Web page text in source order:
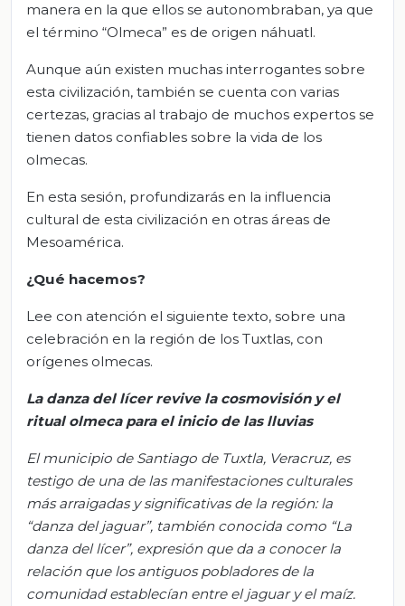
manera en la que ellos se autonombraban, ya que
el término “Olmeca” es de origen náhuatl.
Aunque aún existen muchas interrogantes sobre
esta civilización, también se cuenta con varias
certezas, gracias al trabajo de muchos expertos se
tienen datos confiables sobre la vida de los
olmecas.
En esta sesión, profundizarás en la influencia
cultural de esta civilización en otras áreas de
Mesoamérica.
¿Qué hacemos?
Lee con atención el siguiente texto, sobre una
celebración en la región de los Tuxtlas, con
orígenes olmecas.
La danza del lícer revive la cosmovisión y el
ritual olmeca para el inicio de las lluvias
El municipio de Santiago de Tuxtla, Veracruz, es
testigo de una de las manifestaciones culturales
más arraigadas y significativas de la región: la
“danza del jaguar”, también conocida como “La
danza del lícer”, expresión que da a conocer la
relación que los antiguos pobladores de la
comunidad establecían entre el jaguar y el maíz.